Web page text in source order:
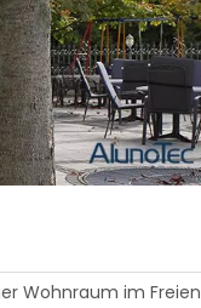
Wohnraum im Freien